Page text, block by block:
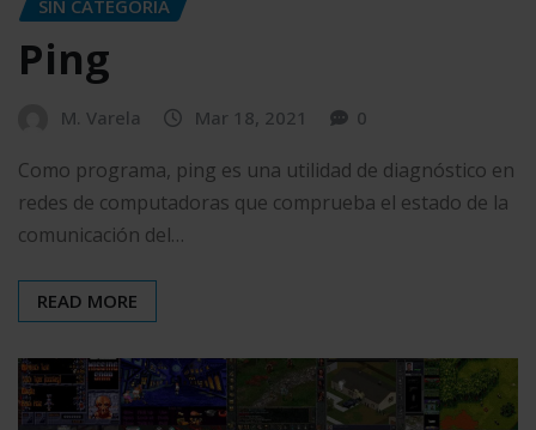
SIN CATEGORÍA
Ping
M. Varela Mar 18, 2021 0
Como programa, ping es una utilidad de diagnóstico en
redes de computadoras que comprueba el estado de la
comunicación del…
READ MORE